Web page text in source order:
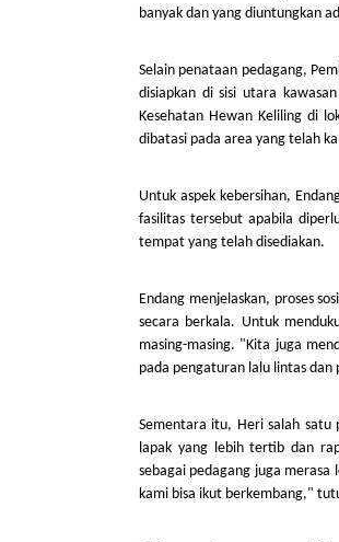
banyak dan yang diuntungkan
Selain penataan pedagang,
disiapkan di sisi utara
Kesehatan Hewan Keliling di
dibatasi pada area yang telah
Untuk aspek kebersihan,
fasilitas tersebut apabila
tempat yang telah disediakan.
Endang menjelaskan, proses
secara berkala. Untuk
masing-masing. "Kita juga
pada pengaturan lalu lintas dan
Sementara itu, Heri salah satu
lapak yang lebih tertib dan
sebagai pedagang juga merasa
kami bisa ikut berkembang,"